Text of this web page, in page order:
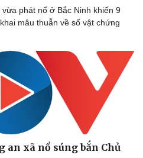
Đời sống
Nhà đẹp
Tình yêu - Gia đình
phát nổ ở Bắc Ninh khiến 9
mâu thuẫn về số vật chứng
an xã nổ súng bắn Chủ